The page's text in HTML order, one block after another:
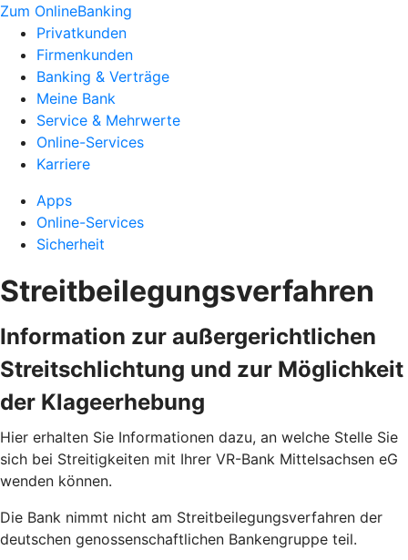
Zum OnlineBanking
Privatkunden
Firmenkunden
Banking & Verträge
Meine Bank
Service & Mehrwerte
Online-Services
Karriere
Apps
Online-Services
Sicherheit
Streitbeilegungsverfahren
Information zur außergerichtlichen
Streitschlichtung und zur Möglichkeit
der Klageerhebung
Hier erhalten Sie Informationen dazu, an welche Stelle Sie
sich bei Streitigkeiten mit Ihrer VR-Bank Mittelsachsen eG
wenden können.
Die Bank nimmt nicht am Streitbeilegungsverfahren der
deutschen genossenschaftlichen Bankengruppe teil.